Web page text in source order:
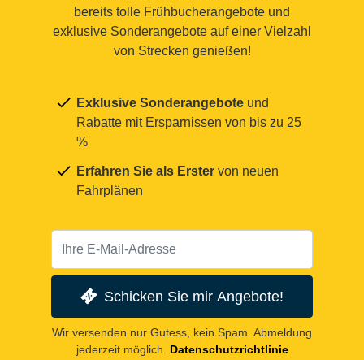
bereits tolle Frühbucherangebote und
exklusive Sonderangebote auf einer Vielzahl
von Strecken genießen!
Exklusive Sonderangebote und
Rabatte mit Ersparnissen von bis zu 25
%
Erfahren Sie als Erster von neuen
Fahrplänen
Schicken Sie mir Angebote!
Wir versenden nur Gutess, kein Spam. Abmeldung
jederzeit möglich.
Datenschutzrichtlinie